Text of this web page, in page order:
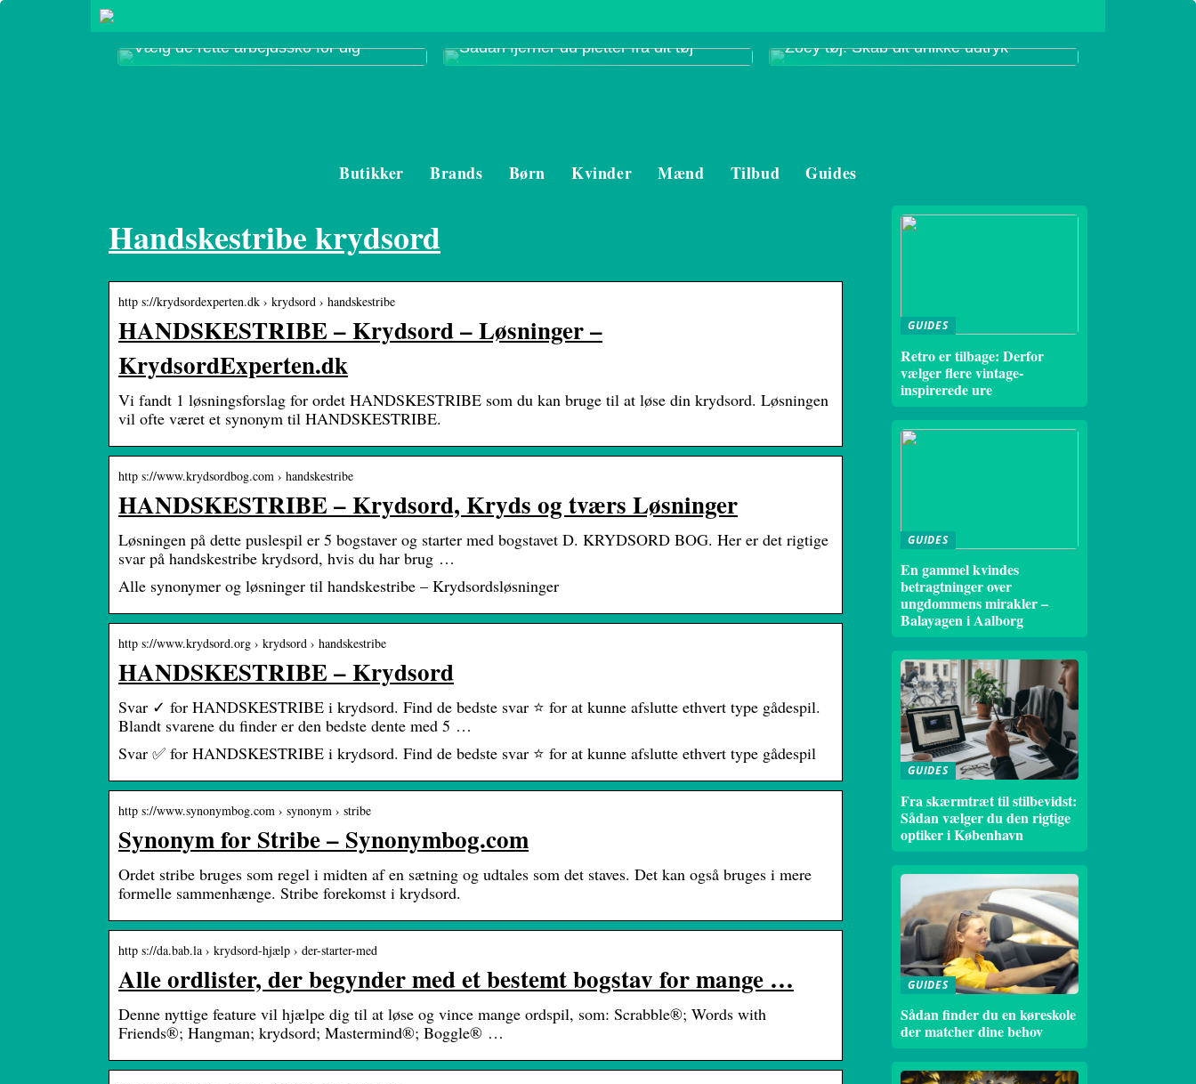
Vælg de rette arbejdssko for dig Sådan fjerner du pletter fra dit tøj Zoey tøj: Skab dit unikke udtryk
Butikker Brands Børn Kvinder Mænd Tilbud Guides
Handskestribe krydsord
http s://krydsordexperten.dk › krydsord › handskestribe
HANDSKESTRIBE – Krydsord – Løsninger –
KrydsordExperten.dk
Vi fandt 1 løsningsforslag for ordet HANDSKESTRIBE som du kan bruge til at løse din krydsord. Løsningen
vil ofte været et synonym til HANDSKESTRIBE.
http s://www.krydsordbog.com › handskestribe
HANDSKESTRIBE – Krydsord, Kryds og tværs Løsninger
Løsningen på dette puslespil er 5 bogstaver og starter med bogstavet D. KRYDSORD BOG. Her er det rigtige
svar på handskestribe krydsord, hvis du har brug …
Alle synonymer og løsninger til handskestribe – Krydsordsløsninger
http s://www.krydsord.org › krydsord › handskestribe
HANDSKESTRIBE – Krydsord
Svar ✓ for HANDSKESTRIBE i krydsord. Find de bedste svar ⭐ for at kunne afslutte ethvert type gådespil.
Blandt svarene du finder er den bedste dente med 5 …
Svar ✅ for HANDSKESTRIBE i krydsord. Find de bedste svar ⭐ for at kunne afslutte ethvert type gådespil
http s://www.synonymbog.com › synonym › stribe
Synonym for Stribe – Synonymbog.com
Ordet stribe bruges som regel i midten af ​​en sætning og udtales som det staves. Det kan også bruges i mere
formelle sammenhænge. Stribe forekomst i krydsord.
http s://da.bab.la › krydsord-hjælp › der-starter-med
Alle ordlister, der begynder med et bestemt bogstav for mange …
Denne nyttige feature vil hjælpe dig til at løse og vince mange ordspil, som: Scrabble®; Words with
Friends®; Hangman; krydsord; Mastermind®; Boggle® …
GUIDES
Retro er tilbage: Derfor
vælger flere vintage-
inspirerede ure
GUIDES
En gammel kvindes
betragtninger over
ungdommens mirakler –
Balayagen i Aalborg
GUIDES
Fra skærmtræt til stilbevidst:
Sådan vælger du den rigtige
optiker i København
GUIDES
Sådan finder du en køreskole
der matcher dine behov